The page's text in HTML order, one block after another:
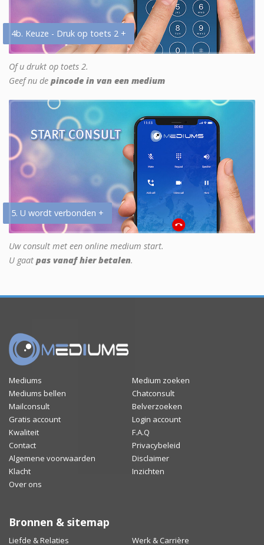
4b. Keuze - Druk op toets 2 +
Of u drukt op toets 2.
Geef nu de pincode in van een medium
5. U wordt verbonden +
Uw consult met een online medium start.
U gaat pas vanaf hier betalen.
Mediums
Medium zoeken
Mediums bellen
Chatconsult
Mailconsult
Belverzoeken
Gratis account
Login account
Kwaliteit
F.A.Q
Contact
Privacybeleid
Algemene voorwaarden
Disclaimer
Klacht
Inzichten
Over ons
Bronnen & sitemap
Liefde & Relaties Werk & Carrière